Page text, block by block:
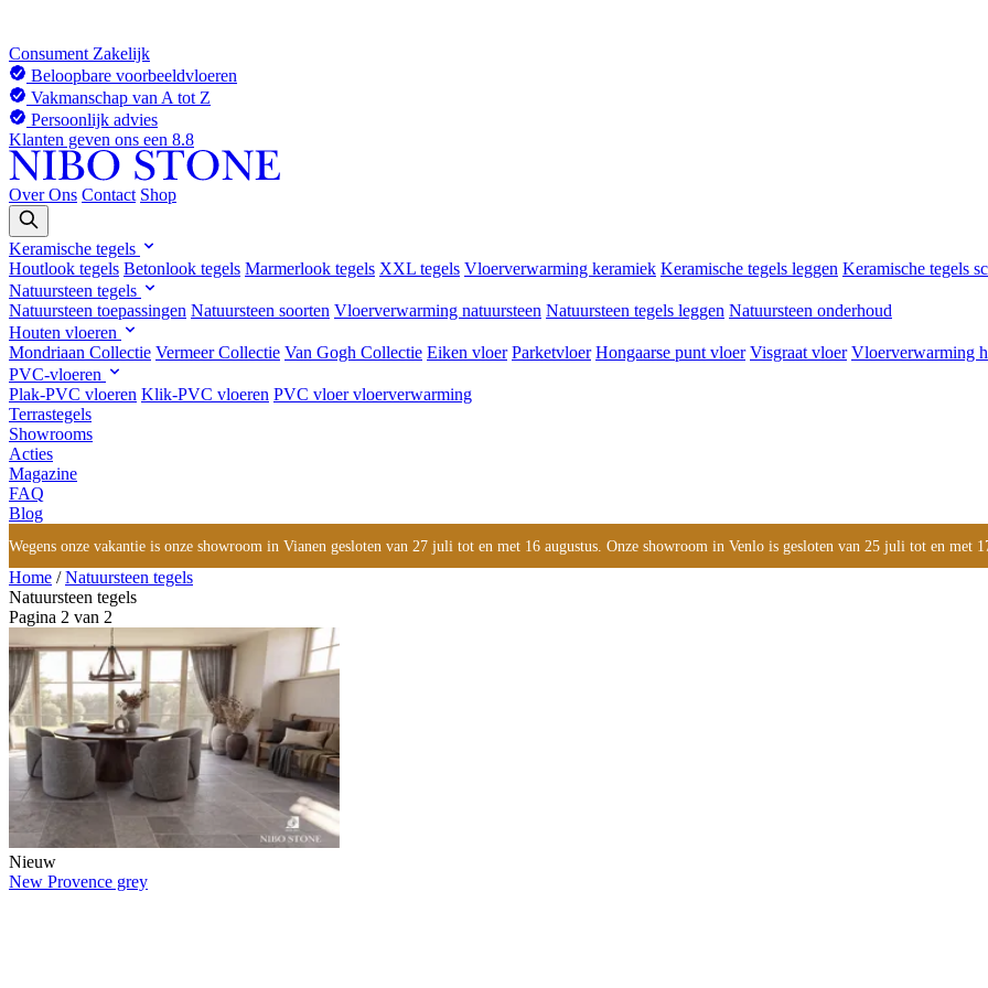
Consument Zakelijk
Beloopbare voorbeeldvloeren
Vakmanschap van A tot Z
Persoonlijk advies
Klanten geven ons een 8.8
Over Ons Contact Shop
Keramische tegels
Houtlook tegels Betonlook tegels Marmerlook tegels XXL tegels Vloerverwarming keramiek Keramische tegels leggen Keramische tegels
Natuursteen tegels
Natuursteen toepassingen Natuursteen soorten Vloerverwarming natuursteen Natuursteen tegels leggen Natuursteen onderhoud
Houten vloeren
Mondriaan Collectie Vermeer Collectie Van Gogh Collectie Eiken vloer Parketvloer Hongaarse punt vloer Visgraat vloer Vloerverwarming
PVC-vloeren
Plak-PVC vloeren Klik-PVC vloeren PVC vloer vloerverwarming
Terrastegels
Showrooms
Acties
Magazine
FAQ
Blog
Wegens onze vakantie is onze showroom in Vianen gesloten van 27 juli tot en met 16 augustus. Onze showroom in Venlo is gesloten van 25 juli tot en met
Home /Natuursteen tegels
Natuursteen tegels
Pagina 2 van 2
Nieuw
New Provence grey